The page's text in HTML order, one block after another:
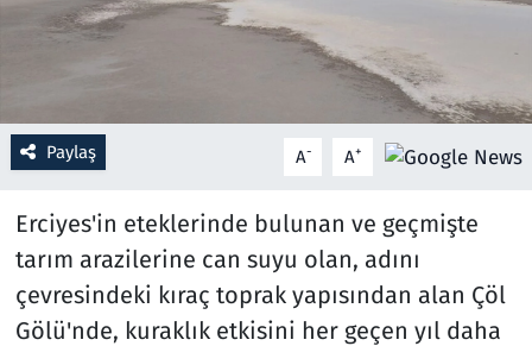
Paylaş A- A+
Erciyes'in eteklerinde bulunan ve geçmişte
tarım arazilerine can suyu olan, adını
çevresindeki kıraç toprak yapısından alan Çöl
Gölü'nde, kuraklık etkisini her geçen yıl daha
Rüya Tabirleri
Sağlık
Savunma Sanayi
Spor
Teknoloji ve Bilim